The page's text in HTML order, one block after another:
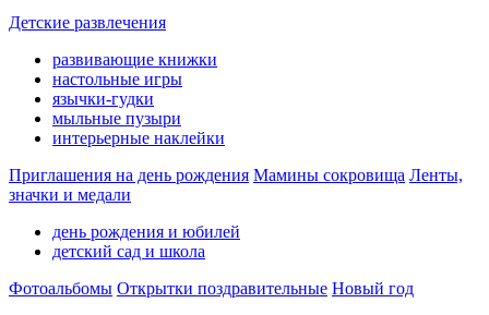
Детские развлечения
развивающие книжки
настольные игры
язычки-гудки
мыльные пузыри
интерьерные наклейки
Приглашения на день рождения Мамины сокровища Ленты,
значки и медали
день рождения и юбилей
детский сад и школа
Фотоальбомы Открытки поздравительные Новый год